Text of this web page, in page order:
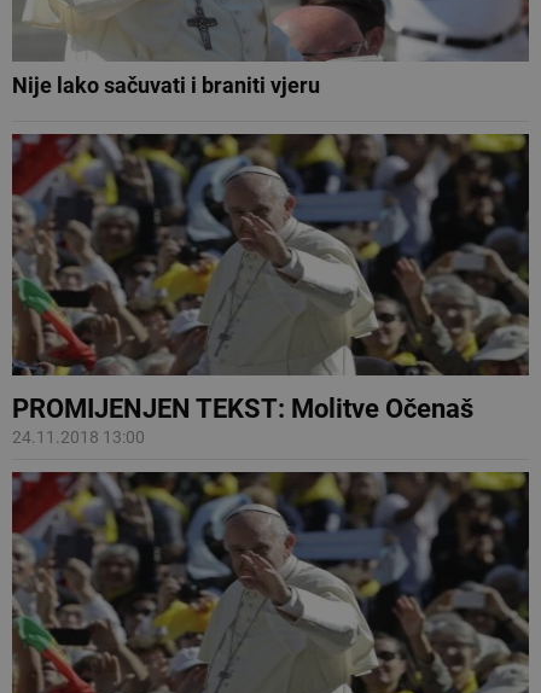
Nije lako sačuvati i braniti vjeru
PROMIJENJEN TEKST: Molitve Očenaš
24.11.2018 13:00